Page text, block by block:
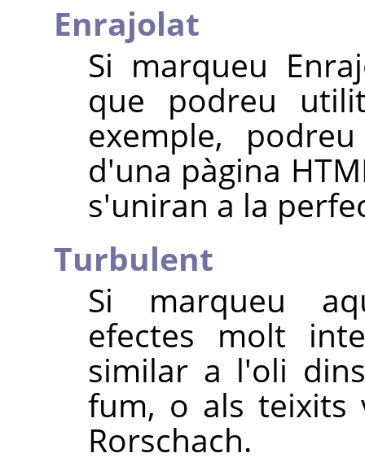
Enrajolat
Si marqueu
que podreu
exemple,
d'una pàgina
s'uniran a la
Turbulent
Si marqueu
efectes molt
similar a l'oli
fum, o als teixits
Rorschach.